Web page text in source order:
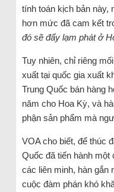
tính toán kịch bản này,
hơn mức đã cam kết
đó sẽ đẩy lạm phát ở
Tuy nhiên, chỉ riêng
xuất tại quốc gia xuất
Trung Quốc bán hàng
năm cho Hoa Kỳ, và
phận sản phẩm mà
VOA cho biết, để thúc
Quốc đã tiến hành một
các liên minh, hàn gắn
cuộc đàm phán khó